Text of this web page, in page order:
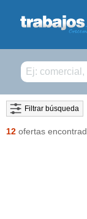
Filtrar búsqueda
12 ofertas